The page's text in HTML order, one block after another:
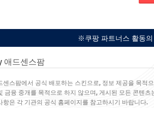
※쿠팡 파트너스 활동
애드센스팜
스팜에서 공식 배포하는 스킨으로, 정보 제공을 목적
금융 중개를 목적으로 하지 않으며, 게시된 모든 콘텐
항은 각 기관의 공식 홈페이지를 참고하시기 바랍니다.